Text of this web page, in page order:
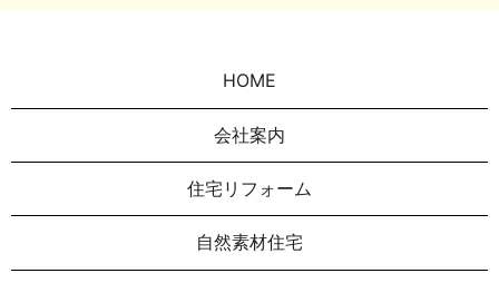
HOME
会社案内
住宅リフォーム
自然素材住宅